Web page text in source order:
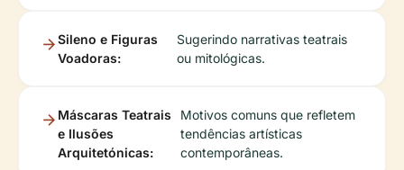
Sileno e Figuras
Voadoras:
Sugerindo narrativas teatrais
ou mitológicas.
Máscaras Teatrais
e Ilusões
Arquitetónicas:
Motivos comuns que refletem
tendências artísticas
contemporâneas.